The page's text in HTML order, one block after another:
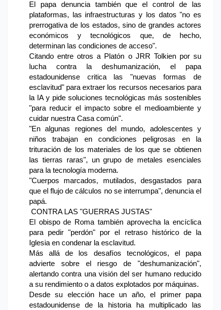
El papa denuncia también que el control de las
plataformas, las infraestructuras y los datos "no es
prerrogativa de los estados, sino de grandes actores
económicos y tecnológicos que, de hecho,
determinan las condiciones de acceso".
Citando entre otros a Platón o JRR Tolkien por su
lucha contra la deshumanización, el papa
estadounidense critica las "nuevas formas de
esclavitud" para extraer los recursos necesarios para
la IA y pide soluciones tecnológicas más sostenibles
"para reducir el impacto sobre el medioambiente y
cuidar nuestra Casa común".
"En algunas regiones del mundo, adolescentes y
niños trabajan en condiciones peligrosas en la
trituración de los materiales de los que se obtienen
las tierras raras", un grupo de metales esenciales
para la tecnología moderna.
"Cuerpos marcados, mutilados, desgastados para
que el flujo de cálculos no se interrumpa", denuncia el
papá.
CONTRA LAS "GUERRAS JUSTAS"
El obispo de Roma también aprovecha la encíclica
para pedir "perdón" por el retraso histórico de la
Iglesia en condenar la esclavitud.
Más allá de los desafíos tecnológicos, el papa
advierte sobre el riesgo de "deshumanización",
alertando contra una visión del ser humano reducido
a su rendimiento o a datos explotados por máquinas.
Desde su elección hace un año, el primer papa
estadounidense de la historia ha multiplicado las